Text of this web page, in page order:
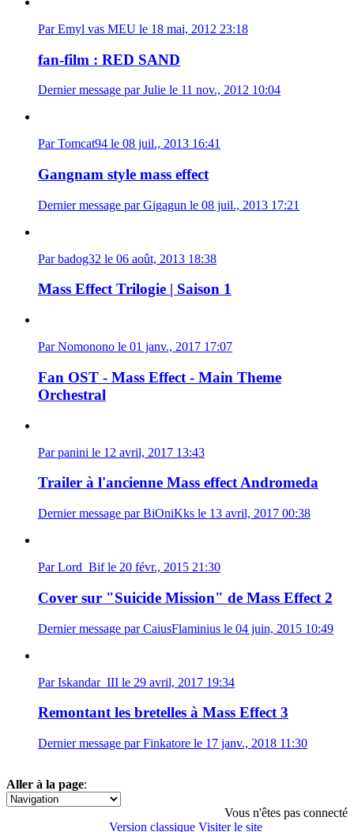
Par Emyl vas MEU le 18 mai, 2012 23:18
fan-film : RED SAND
Dernier message par Julie le 11 nov., 2012 10:04
Par Tomcat94 le 08 juil., 2013 16:41
Gangnam style mass effect
Dernier message par Gigagun le 08 juil., 2013 17:21
Par badog32 le 06 août, 2013 18:38
Mass Effect Trilogie | Saison 1
Par Nomonono le 01 janv., 2017 17:07
Fan OST - Mass Effect - Main Theme
Orchestral
Par panini le 12 avril, 2017 13:43
Trailer à l'ancienne Mass effect Andromeda
Dernier message par BiOniKks le 13 avril, 2017 00:38
Par Lord_Bif le 20 févr., 2015 21:30
Cover sur "Suicide Mission" de Mass Effect 2
Dernier message par CaiusFlaminius le 04 juin, 2015 10:49
Par Iskandar_III le 29 avril, 2017 19:34
Remontant les bretelles à Mass Effect 3
Dernier message par Finkatore le 17 janv., 2018 11:30
Aller à la page:
1 2 3 »
Vous n'êtes pas connecté
Version classique Visiter le site